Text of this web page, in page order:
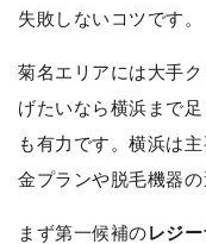
失敗しないコツです。
菊名エリアには大手
げたいなら横浜まで
も有力です。横浜は
金プランや脱毛機器
まず第一候補のレジ